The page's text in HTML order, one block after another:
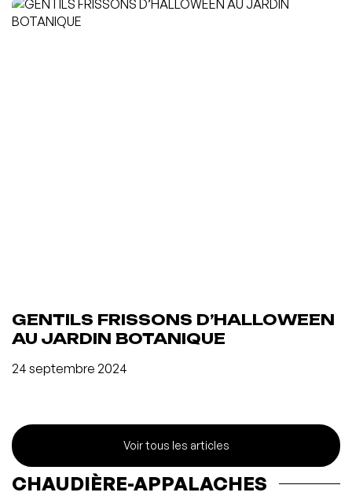
GENTILS FRISSONS D’HALLOWEEN
AU JARDIN BOTANIQUE
24 septembre 2024
Voir tous les articles
CHAUDIÈRE-APPALACHES